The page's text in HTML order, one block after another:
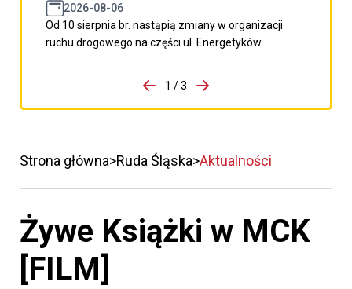
2026-08-06
Od 10 sierpnia br. nastąpią zmiany w organizacji
ruchu drogowego na części ul. Energetyków.
porzpedniego komunikatu
1 / 3
Przejdź do następnego
Strona główna Ruda Śląska Aktualności
Żywe Książki w MCK
[FILM]